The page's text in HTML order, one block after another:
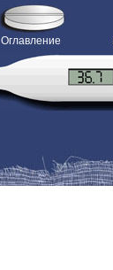
Оглавление